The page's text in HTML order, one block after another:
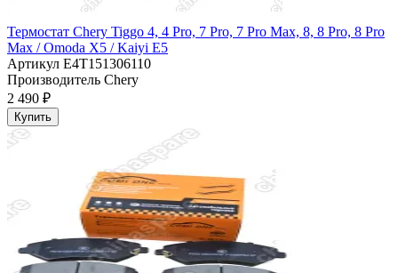
Термостат Chery Tiggo 4, 4 Pro, 7 Pro, 7 Pro Max, 8, 8 Pro, 8 Pro
Max / Omoda X5 / Kaiyi E5
Артикул E4T151306110
Производитель Chery
2 490 ₽
Купить